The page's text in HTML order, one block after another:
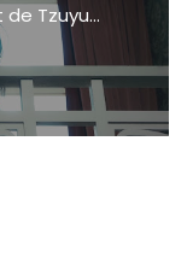
Tzuyu...